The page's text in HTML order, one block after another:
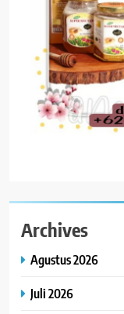
Archives
Agustus 2026
Juli 2026